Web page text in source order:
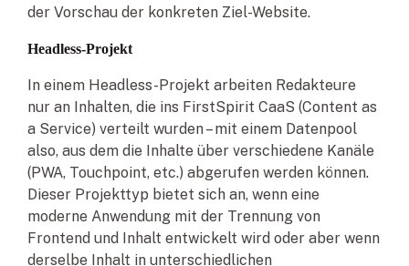
der Vorschau der konkreten Ziel-Website.
Headless-Projekt
In einem Headless-Projekt arbeiten Redakteure
nur an Inhalten, die ins FirstSpirit CaaS (Content as
a Service) verteilt wurden – mit einem Datenpool
also, aus dem die Inhalte über verschiedene Kanäle
(PWA, Touchpoint, etc.) abgerufen werden können.
Dieser Projekttyp bietet sich an, wenn eine
moderne Anwendung mit der Trennung von
Frontend und Inhalt entwickelt wird oder aber wenn
derselbe Inhalt in unterschiedlichen